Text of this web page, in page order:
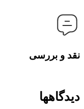
نقد و بررسی
دیدگاهها